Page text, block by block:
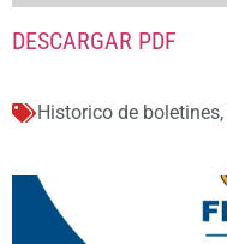
DESCARGAR PDF
Historico de boletines,